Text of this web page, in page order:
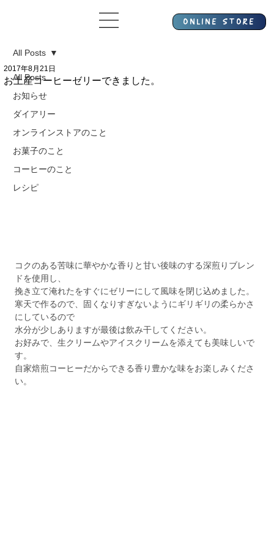
All Posts
お知らせ
ダイアリー
オンラインストアのこと
お菓子のこと
コーヒーのこと
レシピ
All Posts
お土産コーヒーゼリーできました。
2017年8月21日
コクのある苦味に華やかな香りと甘い後味のする深煎りブレン
ドを使用し、
挽き立て淹れたをすぐにゼリーにして風味を閉じ込めました。
寒天で作るので、固くなりすぎないようにギリギリの柔らかさ
にしているので
水分が少しありますが最後は飲み干してください。
お好みで、生クリームやアイスクリームを添えても美味しいで
す。
自家焙煎コーヒーだからできる香り豊かな味をお楽しみくださ
い。